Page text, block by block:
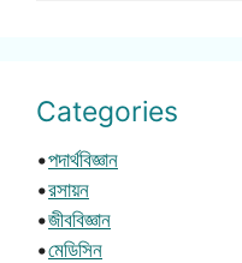
Categories
•পদার্থবিজ্ঞান
•রসায়ন
•জীববিজ্ঞান
•মেডিসিন